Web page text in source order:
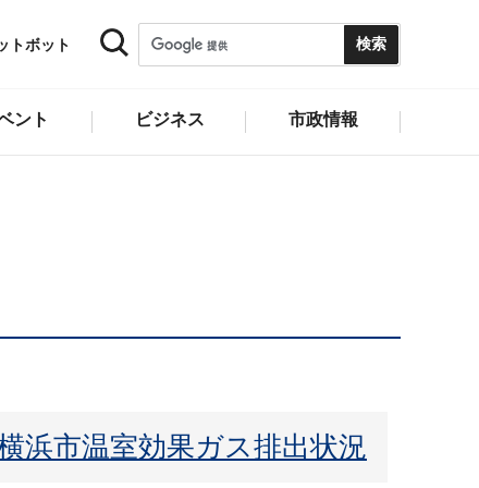
トボット
ント ビジネス 市政情報
浜市温室効果ガス排出状況